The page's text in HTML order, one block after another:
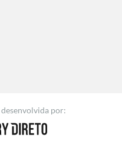
desenvolvida por: